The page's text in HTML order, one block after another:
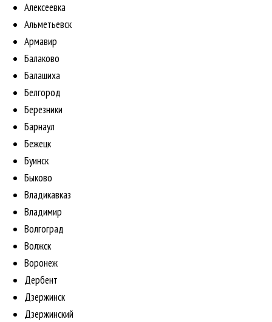
Алексеевка
Альметьевск
Армавир
Балаково
Балашиха
Белгород
Березники
Барнаул
Бежецк
Буинск
Быково
Владикавказ
Владимир
Волгоград
Волжск
Воронеж
Дербент
Дзержинск
Дзержинский